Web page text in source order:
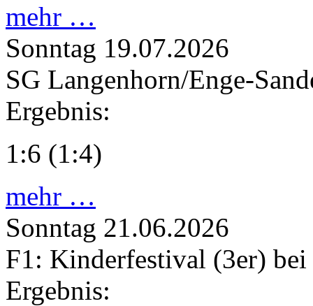
mehr …
Sonntag 19.07.2026
SG Langenhorn/Enge-
Ergebnis:
1:6 (1:4)
mehr …
Sonntag 21.06.2026
F1: Kinderfestival (3er)
Ergebnis: